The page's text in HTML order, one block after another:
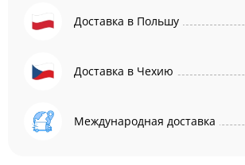
Доставка в Польшу
Доставка в Чехию
Международная доставка